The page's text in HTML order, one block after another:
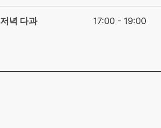
저녁 다과 17:00 - 19:00